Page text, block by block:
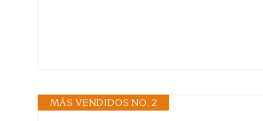
MÁS VENDIDOS NO. 2